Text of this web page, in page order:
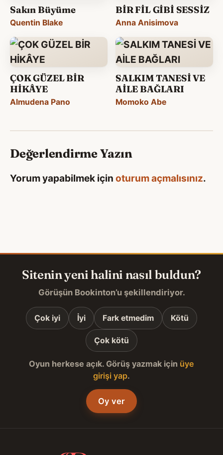
Sakın Büyüme
Quentin Blake
BİR FİL GİBİ SESSİZ
Anna Anisimova
ÇOK GÜZEL BİR
HİKÂYE
Almudena Pano
SALKIM TANESİ VE
AİLE BAĞLARI
Momoko Abe
Değerlendirme Yazın
Yorum yapabilmek için oturum açmalısınız.
Sitenin yeni halini nasıl buldun?
Görüşün Bookinton’u şekillendiriyor.
Çok iyi İyi Fark etmedim Kötü
Çok kötü
Oyun herkese açık. Görüş yazmak için üye
girişi yap.
Oy ver